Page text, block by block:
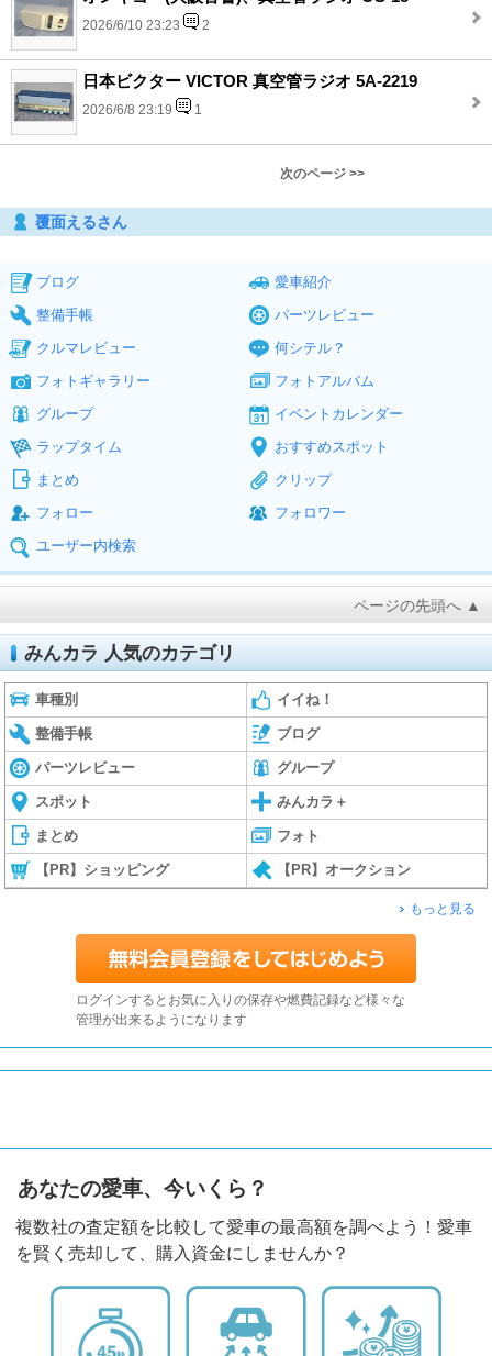
2026/6/10 23:23 2
日本ビクター VICTOR 真空管ラジオ 5A-2219
2026/6/8 23:19 1
次のページ >>
覆面えるさん
ブログ
愛車紹介
整備手帳
パーツレビュー
クルマレビュー
何シテル？
フォトギャラリー
フォトアルバム
グループ
イベントカレンダー
ラップタイム
おすすめスポット
まとめ
クリップ
フォロー
フォロワー
ユーザー内検索
ページの先頭へ ▲
みんカラ 人気のカテゴリ
車種別 イイね！
整備手帳 ブログ
パーツレビュー グループ
スポット みんカラ＋
まとめ フォト
【PR】ショッピング 【PR】オークション
もっと見る
ログインするとお気に入りの保存や燃費記録など様々な
管理が出来るようになります
あなたの愛車、今いくら？
複数社の査定額を比較して愛車の最高額を調べよう！愛車
を賢く売却して、購入資金にしませんか？